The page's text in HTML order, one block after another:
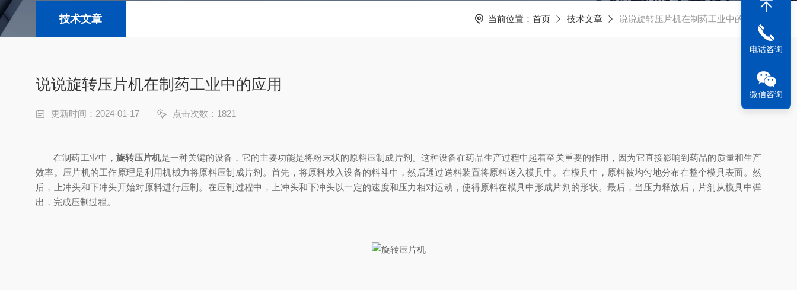
技术文章 当前位置： 首页 技术文章 说说旋转压片机在制药工业中的应用
说说旋转压片机在制药工业中的应用
更新时间：2024-01-17 点击次数：1821
在制药工业中，旋转压片机是一种关键的设备，它的主要功能是将粉末状的原料压制成片剂。这种设备在药品生产过程中起着至关重要的作用，因为它直接影响到药品的质量和生产
效率。压片机的工作原理是利用机械力将原料压制成片剂。首先，将原料放入设备的料斗中，然后通过送料装置将原料送入模具中。在模具中，原料被均匀地分布在整个模具表面。然
后，上冲头和下冲头开始对原料进行压制。在压制过程中，上冲头和下冲头以一定的速度和压力相对运动，使得原料在模具中形成片剂的形状。最后，当压力释放后，片剂从模具中弹
出，完成压制过程。
电话咨询
微信咨询